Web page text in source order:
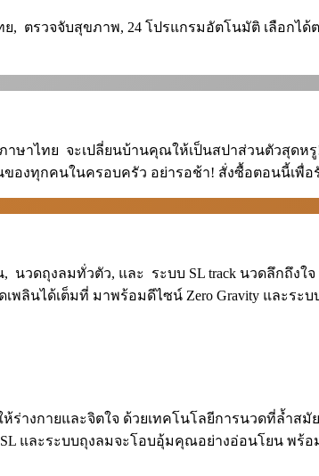
, ️ ตรวจจับสุขภาพ, 24 โปรแกรมอัตโนมัติ เลือกไ
ษาไทย ️ จะเปลี่ยนบ้านคุณให้เป็นสปาส่วนตัวสุด
งทุกคนในครอบครัว อย่ารอช้า! สั่งซื้อตอนนี้เพื่อ
วดถุงลมทั่วตัว, และ ️ ระบบ SL track นวดลึกถึง
ลินได้เต็มที่ มาพร้อมดีไซน์ Zero Gravity และระ
างกายและจิตใจ ด้วยเทคโนโลยีการนวดที่ล้ำส
ละระบบถุงลมจะโอบอุ้มคุณอย่างอ่อนโยน พร้อม